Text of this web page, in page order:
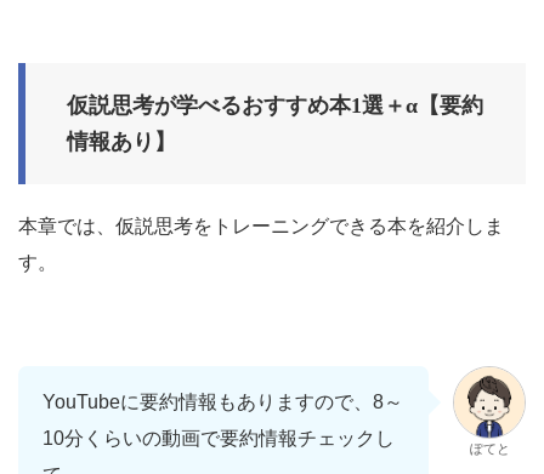
仮説思考が学べるおすすめ本1選＋α【要約
情報あり】
本章では、仮説思考をトレーニングできる本を紹介しま
す。
YouTubeに要約情報もありますので、8～
10分くらいの動画で要約情報チェックし
ぽてと